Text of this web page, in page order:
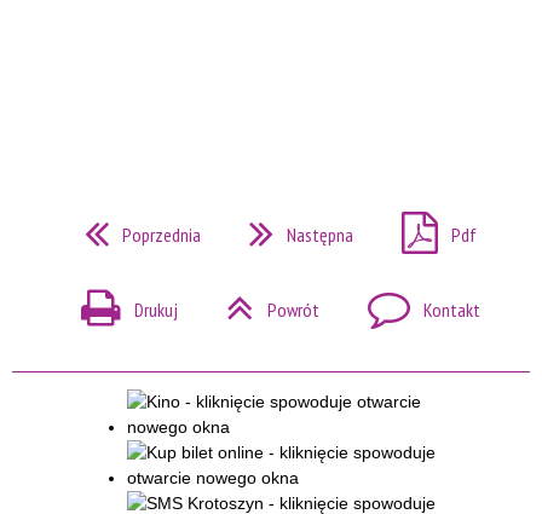
Poprzednia Następna Pdf
Drukuj Powrót Kontakt